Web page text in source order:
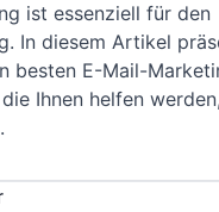
ist essenziell für den
In diesem Artikel
besten E-Mail-
Ihnen helfen